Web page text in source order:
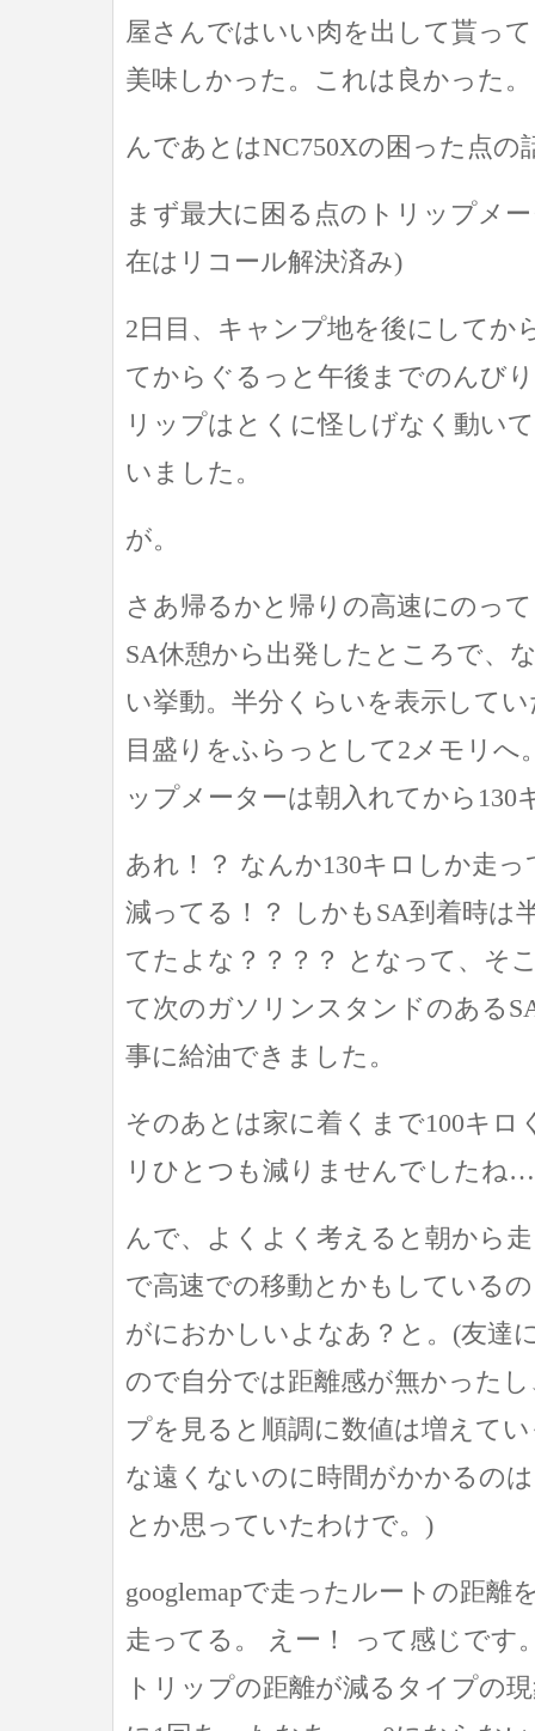
屋さんではいい肉を出して貰っ
美味しかった。これは良かった。
んであとはNC750Xの困った点の
まず最大に困る点のトリップメ
在はリコール解決済み)
2日目、キャンプ地を後にしてか
てからぐるっと午後までのんび
リップはとくに怪しげなく動い
いました。
が。
さあ帰るかと帰りの高速にのっ
SA休憩から出発したところで、
い挙動。半分くらいを表示して
目盛りをふらっとして2メモリへ
ップメーターは朝入れてから130
あれ！？ なんか130キロしか走
減ってる！？ しかもSA到着時は
てたよな？？？？ となって、そ
て次のガソリンスタンドのある
事に給油できました。
そのあとは家に着くまで100キロ
リひとつも減りませんでしたね
んで、よくよく考えると朝から
で高速での移動とかもしている
がにおかしいよなあ？と。(友達
ので自分では距離感が無かった
プを見ると順調に数値は増えて
な遠くないのに時間がかかるの
とか思っていたわけで。)
googlemapで走ったルートの距離
走ってる。 えー！ って感じです
トリップの距離が減るタイプの